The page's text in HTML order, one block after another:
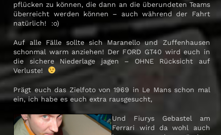
pflücken zu können, die dann an die überundeten Teams
überreicht werden können – auch während der Fahrt
natürlich! :o)
Auf alle Fälle sollte sich Maranello und Zuffenhausen
schonmal warm anziehen! Der FORD GT40 wird euch in
die sichere Niederlage jagen – OHNE Rücksicht auf
Verluste!
Prägt euch das Zielfoto von 1969 in Le Mans schon mal
ein, ich habe es euch extra rausgesucht,
Und Fiurys Gebastel am
Ferrari wird da wohl auch